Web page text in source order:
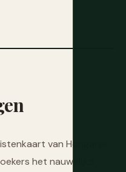
van Hongarije
het nauwelijks